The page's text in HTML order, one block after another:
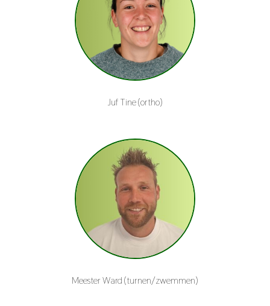
Juf Tine (ortho)
Meester Ward (turnen/zwemmen)